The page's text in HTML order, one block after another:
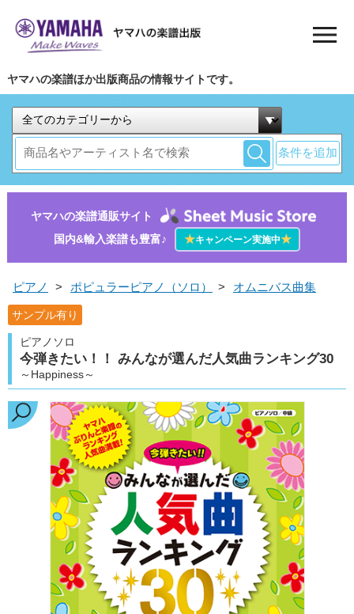
ヤマハの楽譜ほか出版商品の情報サイトです。
条件を追加
ヤマハの楽譜通販サイト
国内&輸入楽譜も豊富♪
★キャンペーン実施中★
ピアノ > ポピュラーピアノ（ソロ） > オムニバス曲集
サンプル有り
ピアノソロ
今弾きたい！！ みんなが選んだ人気曲ランキング30
～Happiness～